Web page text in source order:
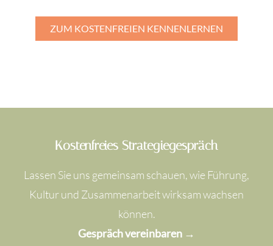
ZUM KOSTENFREIEN KENNENLERNEN
Kostenfreies Strategiegespräch
Lassen Sie uns gemeinsam schauen, wie Führung,
Kultur und Zusammenarbeit wirksam wachsen
können.
Gespräch vereinbaren →